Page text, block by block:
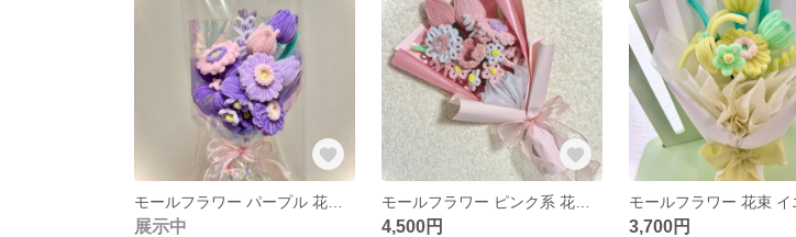
展示中
モールフラワー ピンク系 花束 韓国ブーケ
4,500円 3,700円